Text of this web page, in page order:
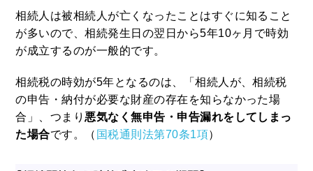
相続人は被相続人が亡くなったことはすぐに知ること
が多いので、相続発生日の翌日から5年10ヶ月で時効
が成立するのが一般的です。
相続税の時効が5年となるのは、「相続人が、相続税
の申告・納付が必要な財産の存在を知らなかった場
合」、つまり 悪気なく無申告・申告漏れをしてしまっ
た場合です。（ 国税通則法第70条1項）